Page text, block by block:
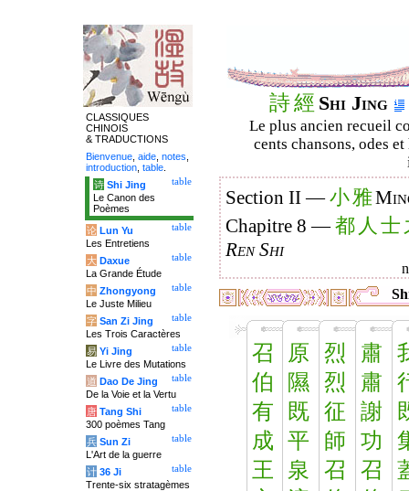
詩經 Shi Jing
Le plus ancien recueil
cents chansons, odes
Section II —小雅
Chapitre 8 —都 人 士
Ren Shi
召
伯
有
成
王
原
隰
既
平
泉
烈
烈
征
師
召
肅
肅
謝
功
召
CLASSIQUES
CHINOIS
& TRADUCTIONS
Bienvenue aide notes
introduction table
table
诗 Shi Jing
Le Canon des
Poèmes
table
论 Lun Yu
Les Entretiens
table
大 Daxue
La Grande Étude
table
中 Zhongyong
Le Juste Milieu
table
字 San Zi Jing
Les Trois Caractères
table
易 Yi Jing
Le Livre des Mutations
table
道 Dao De Jing
De la Voie et la Vertu
table
唐 Tang Shi
300 poèmes Tang
table
兵 Sun Zi
L'Art de la guerre
table
计 36 Ji
Trente-six stratagèmes